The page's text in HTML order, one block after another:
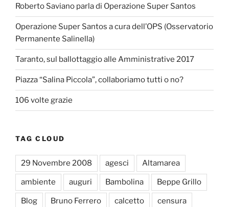
Roberto Saviano parla di Operazione Super Santos
Operazione Super Santos a cura dell’OPS (Osservatorio
Permanente Salinella)
Taranto, sul ballottaggio alle Amministrative 2017
Piazza “Salina Piccola”, collaboriamo tutti o no?
106 volte grazie
TAG CLOUD
29 Novembre 2008 agesci Altamarea
ambiente auguri Bambolina Beppe Grillo
Blog Bruno Ferrero calcetto censura